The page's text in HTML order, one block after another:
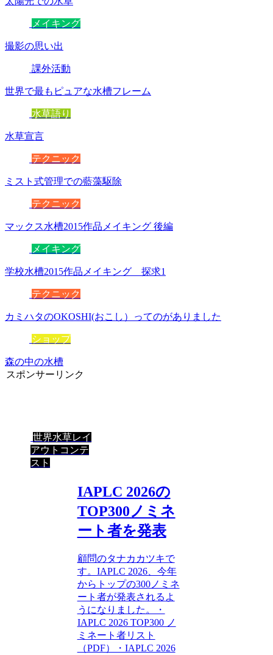
メイキング
撮影の思い出
課外活動
世界で最もピュアな水槽フレーム
水草語り
水草宣言
テクニック
ミスト式管理での藍藻駆除
テクニック
マックス水槽2015作品メイキング 後編
メイキング
学校水槽2015作品メイキング 探求1
テクニック
カミハタのOKOSHI(おこし）ってのがありました
ショップ
森の中の水槽
スポンサーリンク
世界水草レイ
アウトコンテ
スト
IAPLC 2026の
TOP300ノミネ
ート者を発表
顧問のタナカカツキで
す。IAPLC 2026、今年
からトップの300ノミネ
ート者が発表されるよ
うになりました。・
IAPLC 2026 TOP300 ノ
ミネート者リスト
（PDF）・IAPLC 2026